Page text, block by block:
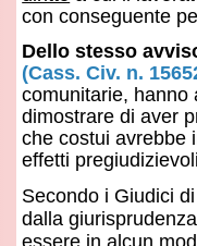
pregiudizievoli del
i Giudici di
giurisprudenza
in alcun modo
il dirigente pubblico
delle proprie
tali presupposti, la
dichiarando
delle ferie.